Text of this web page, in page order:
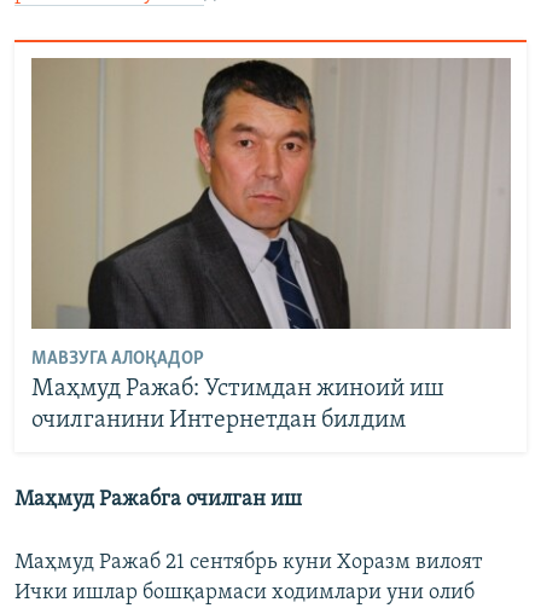
МАВЗУГА АЛОҚАДОР
Маҳмуд Ражаб: Устимдан жиноий иш
очилганини Интернетдан билдим
Маҳмуд Ражабга очилган иш
Маҳмуд Ражаб 21 сентябрь куни Хоразм вилоят
Ички ишлар бошқармаси ходимлари уни олиб